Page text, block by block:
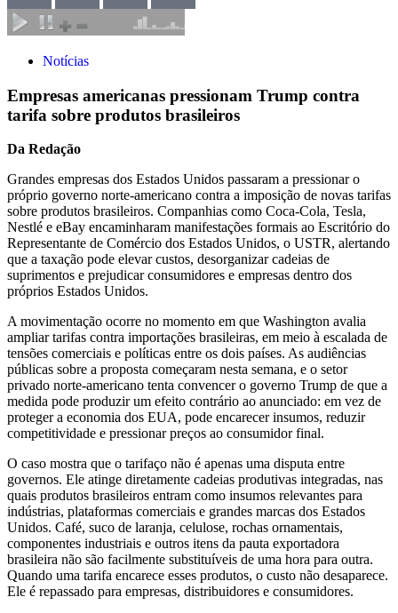
Notícias
Empresas americanas pressionam Trump contra
tarifa sobre produtos brasileiros
Da Redação
Grandes empresas dos Estados Unidos passaram a pressionar o
próprio governo norte-americano contra a imposição de novas tarifas
sobre produtos brasileiros. Companhias como Coca-Cola, Tesla,
Nestlé e eBay encaminharam manifestações formais ao Escritório do
Representante de Comércio dos Estados Unidos, o USTR, alertando
que a taxação pode elevar custos, desorganizar cadeias de
suprimentos e prejudicar consumidores e empresas dentro dos
próprios Estados Unidos.
A movimentação ocorre no momento em que Washington avalia
ampliar tarifas contra importações brasileiras, em meio à escalada de
tensões comerciais e políticas entre os dois países. As audiências
públicas sobre a proposta começaram nesta semana, e o setor
privado norte-americano tenta convencer o governo Trump de que a
medida pode produzir um efeito contrário ao anunciado: em vez de
proteger a economia dos EUA, pode encarecer insumos, reduzir
competitividade e pressionar preços ao consumidor final.
O caso mostra que o tarifaço não é apenas uma disputa entre
governos. Ele atinge diretamente cadeias produtivas integradas, nas
quais produtos brasileiros entram como insumos relevantes para
indústrias, plataformas comerciais e grandes marcas dos Estados
Unidos. Café, suco de laranja, celulose, rochas ornamentais,
componentes industriais e outros itens da pauta exportadora
brasileira não são facilmente substituíveis de uma hora para outra.
Quando uma tarifa encarece esses produtos, o custo não desaparece.
Ele é repassado para empresas, distribuidores e consumidores.